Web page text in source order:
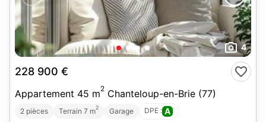
4
228 900 €
Appartement 45 m2 Chanteloup-en-Brie (77)
2 pièces Terrain 7 m2 Garage DPE : A